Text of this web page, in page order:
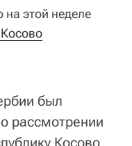
этой неделе
был
рассмотрении
Косово